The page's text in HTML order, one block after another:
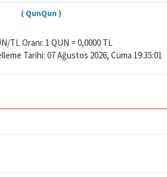
( QunQun )
TL Oranı: 1 QUN = 0,0000 TL
Tarihi: 07 Ağustos 2026, Cuma 19:35:01